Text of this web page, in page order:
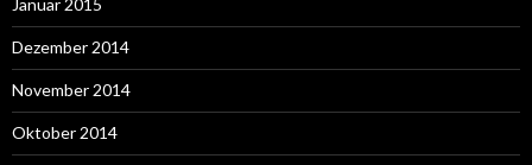
Januar 2015
Dezember 2014
November 2014
Oktober 2014